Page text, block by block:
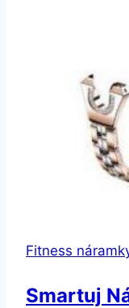
Fitness
Smartuj